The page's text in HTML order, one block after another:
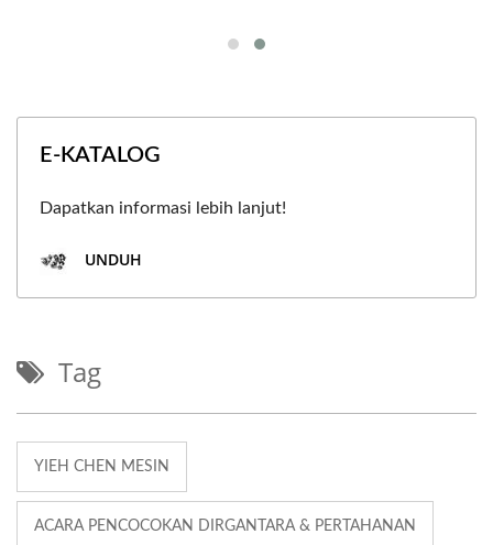
E-KATALOG
Dapatkan informasi lebih lanjut!
UNDUH
Tag
YIEH CHEN MESIN
ACARA PENCOCOKAN DIRGANTARA & PERTAHANAN